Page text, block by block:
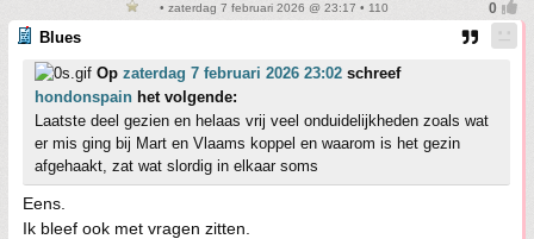
• zaterdag 7 februari 2026 @ 23:17 • 110
Blues
Op zaterdag 7 februari 2026 23:02 schreef
hondonspain het volgende:
Laatste deel gezien en helaas vrij veel onduidelijkheden zoals wat
er mis ging bij Mart en Vlaams koppel en waarom is het gezin
afgehaakt, zat wat slordig in elkaar soms
Eens.
Ik bleef ook met vragen zitten.